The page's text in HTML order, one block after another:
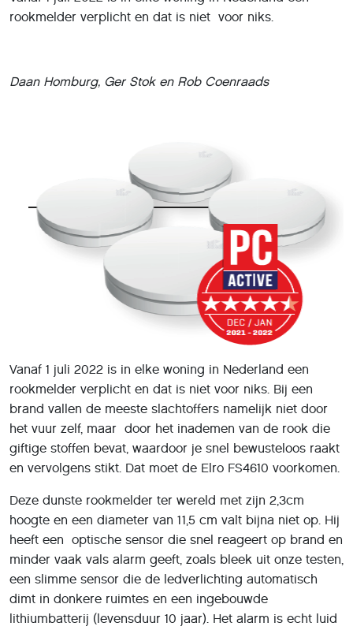
rookmelder verplicht en dat is niet voor niks.
Daan Homburg, Ger Stok en Rob Coenraads
Vanaf 1 juli 2022 is in elke woning in Nederland een
rookmelder verplicht en dat is niet voor niks. Bij een
brand vallen de meeste slachtoffers namelijk niet door
het vuur zelf, maar door het inademen van de rook die
giftige stoffen bevat, waardoor je snel bewusteloos raakt
en vervolgens stikt. Dat moet de Elro FS4610 voorkomen.
Deze dunste rookmelder ter wereld met zijn 2,3cm
hoogte en een diameter van 11,5 cm valt bijna niet op. Hij
heeft een optische sensor die snel reageert op brand en
minder vaak vals alarm geeft, zoals bleek uit onze testen,
een slimme sensor die de ledverlichting automatisch
dimt in donkere ruimtes en een ingebouwde
lithiumbatterij (levensduur 10 jaar). Het alarm is echt luid